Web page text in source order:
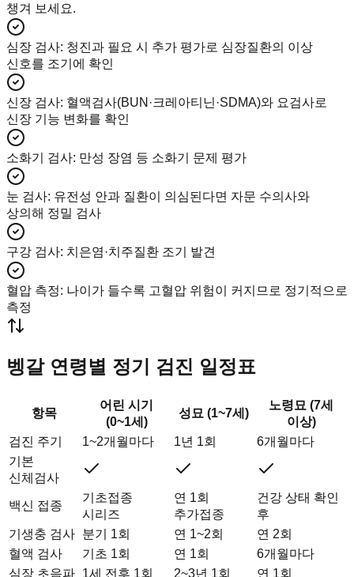
챙겨 보세요.
심장 검사: 청진과 필요 시 추가 평가로 심장질환의 이상
신호를 조기에 확인
신장 검사: 혈액검사(BUN·크레아티닌·SDMA)와 요검사로
신장 기능 변화를 확인
소화기 검사: 만성 장염 등 소화기 문제 평가
눈 검사: 유전성 안과 질환이 의심된다면 자문 수의사와
상의해 정밀 검사
구강 검사: 치은염·치주질환 조기 발견
혈압 측정: 나이가 들수록 고혈압 위험이 커지므로 정기적으로
측정
벵갈 연령별 정기 검진 일정표
항목
어린 시기
(0~1세)
성묘 (1~7세)
노령묘 (7세
이상)
검진 주기
1~2개월마다 1년 1회
6개월마다
기본
신체검사
백신 접종
기초접종
시리즈
연 1회
추가접종
건강 상태 확인
후
기생충 검사 분기 1회 연 1~2회
연 2회
혈액 검사
기초 1회 연 1회
6개월마다
심장 초음파 1세 전후 1회 2~3년 1회 연 1회